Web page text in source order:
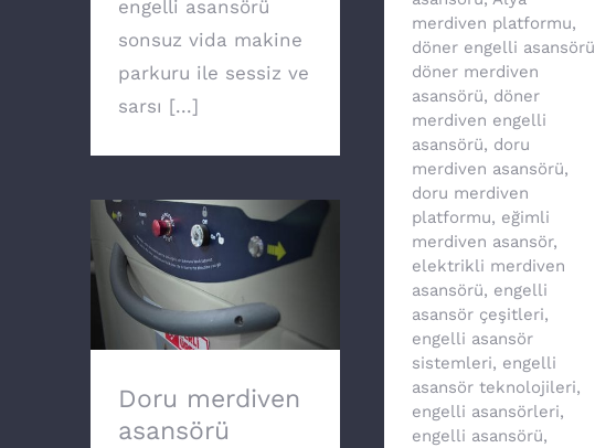
engelli asansörü
sonsuz vida makine
parkuru ile sessiz ve
sarsı [...]
merdiven platformu,
döner engelli asansörü
döner merdiven
asansörü, döner
merdiven engelli
asansörü, doru
merdiven asansörü,
doru merdiven
platformu, eğimli
merdiven asansör,
elektrikli merdiven
asansörü, engelli
asansör çeşitleri,
engelli asansör
sistemleri, engelli
asansör teknolojileri,
engelli asansörleri,
engelli asansörü,
Doru merdiven
asansörü
Doru merdiven
asansörü